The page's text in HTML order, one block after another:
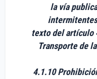
la vía
texto del artículo
Transporte de
4.1.10